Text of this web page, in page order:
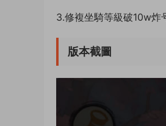
3.修複坐騎等級破10w炸
版本截圖